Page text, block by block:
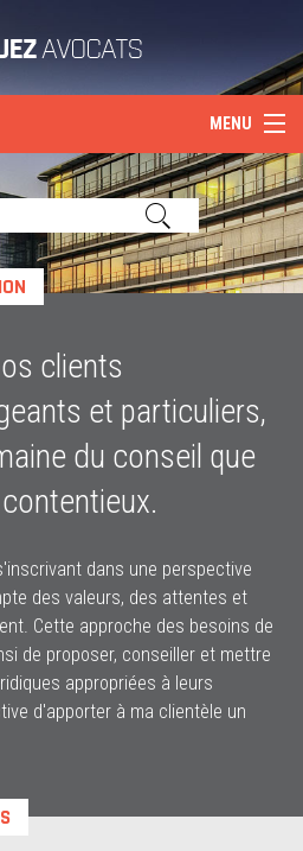
MENU
clients
et particuliers,
du conseil que
dans une perspective
des valeurs, des attentes et
Cette approche des besoins de
de proposer, conseiller et mettre
appropriées à leurs
d'apporter à ma clientèle un